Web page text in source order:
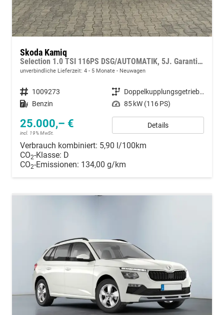
Skoda Kamiq
Selection 1.0 TSI 116PS DSG/AUTOMATIK, 5J. Garantie, 16" Alu, Climatronic, Winterpaket, Parksensoren hinten, Nebelscheinwerfer, Tempomat, M-Lederlenkrad, Radio 8" + Wireless Smartlink, LED-Scheinwerfer, Virtual Cockpit
unverbindliche Lieferzeit: 4 - 5 Monate Neuwagen
Fahrzeugnummer 1009273 Getriebe
Doppelkupplungsgetriebe (DSG)
Kraftstoff Benzin Leistung 85 kW (116 PS)
25.000,– €
incl. 19% MwSt.
Details
Verbrauch kombiniert: 5,90 l/100km
CO2-Klasse: D
CO2-Emissionen: 134,00 g/km